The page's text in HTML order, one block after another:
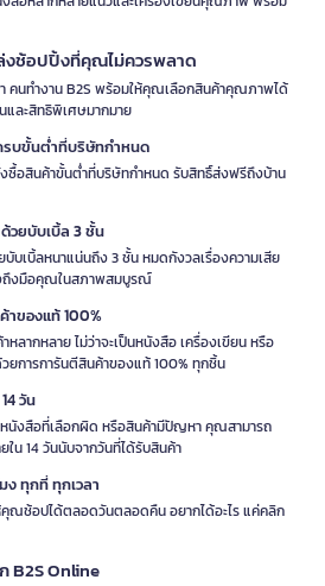
งช้อปปิ้งที่คุณไม่ควรพลาด
คนทำงาน B2S พร้อมให้คุณเลือกสินค้าคุณภาพได้
และสิทธิพิเศษมากมาย
รบขั้นต่ำที่บริษัทกำหนด
ซื้อสินค้าขั้นต่ำที่บริษัทกำหนด รับสิทธิ์ส่งฟรีถึงบ้าน
วยบับเบิ้ล 3 ชั้น
บเบิ้ลหนาแน่นถึง 3 ชั้น หมดกังวลเรื่องความเสีย
ถึงมือคุณในสภาพสมบูรณ์
ของแท้ 100%
ลากหลาย ไม่ว่าจะเป็นหนังสือ เครื่องเขียน หรือ
ยการการันตีสินค้าของแท้ 100% ทุกชิ้น
วัน
หนังสือที่เลือกผิด หรือสินค้ามีปัญหา คุณสามารถ
น 14 วันนับจากวันที่ได้รับสินค้า
ง ทุกที่ ทุกเวลา
คุณช้อปได้ตลอดวันตลอดคืน อยากได้อะไร แค่คลิก
B2S Online